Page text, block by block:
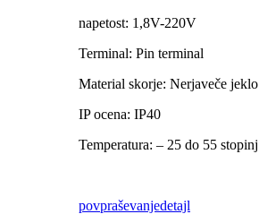
napetost: 1,8V-220V
Terminal: Pin terminal
Material skorje: Nerjaveče jeklo
IP ocena: IP40
Temperatura: – 25 do 55 stopinj
povpraševanjedetajl